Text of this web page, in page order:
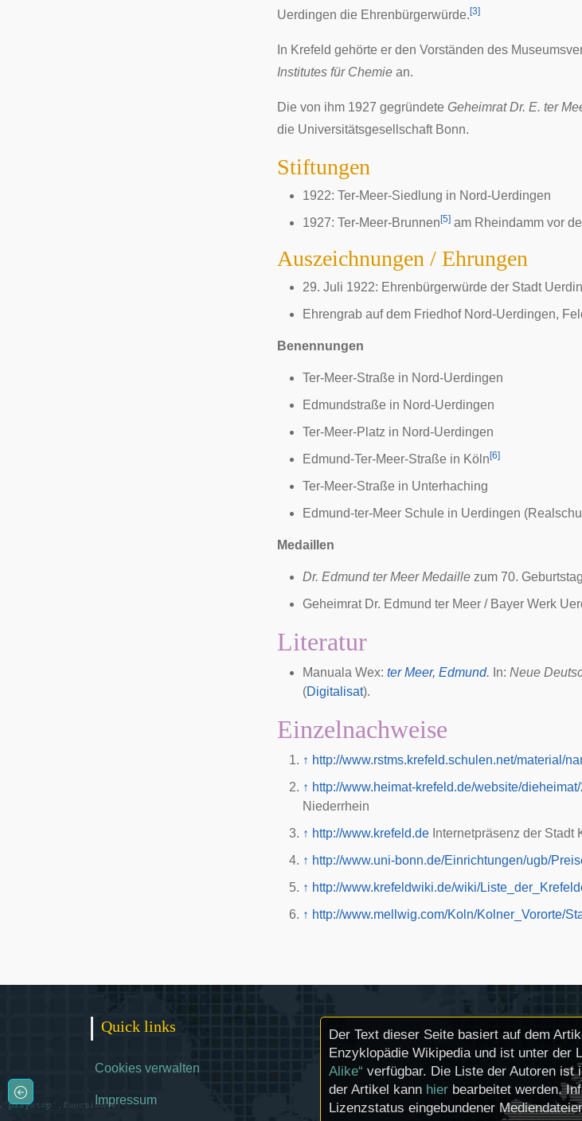
Uerdingen die Ehrenbürgerwürde. [3]
In Krefeld gehörte er den Vorständen des
Institutes für Chemie an.
Die von ihm 1927 gegründete Geheimrat Dr. E. ter
die Universitätsgesellschaft Bonn.
Stiftungen
1922: Ter-Meer-Siedlung in Nord-Uerdingen
1927: Ter-Meer-Brunnen [5] am Rheindamm vor
Auszeichnungen / Ehrungen
29. Juli 1922: Ehrenbürgerwürde der Stadt
Ehrengrab auf dem Friedhof Nord-Uerdingen,
Benennungen
Ter-Meer-Straße in Nord-Uerdingen
Edmundstraße in Nord-Uerdingen
Ter-Meer-Platz in Nord-Uerdingen
Edmund-Ter-Meer-Straße in Köln [6]
Ter-Meer-Straße in Unterhaching
Edmund-ter-Meer Schule in Uerdingen
Medaillen
Dr. Edmund ter Meer Medaille zum 70.
Geheimrat Dr. Edmund ter Meer / Bayer Werk
Literatur
Manuala Wex: ter Meer, Edmund. In: Neue
(Digitalisat).
Einzelnachweise
↑ http://www.rstms.krefeld.schulen.net/material/
↑ http://www.heimat-krefeld.de/website/
Niederrhein
↑ http://www.krefeld.de Internetpräsenz der Stadt
↑ http://www.uni-bonn.de/Einrichtungen/ugb/
↑ http://www.krefeldwiki.de/wiki/
↑ http://www.mellwig.com/Koln/Kolner_Vororte/
Quick links
Cookies verwalten
Impressum
Der Text dieser Seite basiert auf dem
Enzyklopädie Wikipedia und ist unter der
Alike“ verfügbar. Die Liste der Autoren ist
der Artikel kann hier bearbeitet werden.
Lizenzstatus eingebundener